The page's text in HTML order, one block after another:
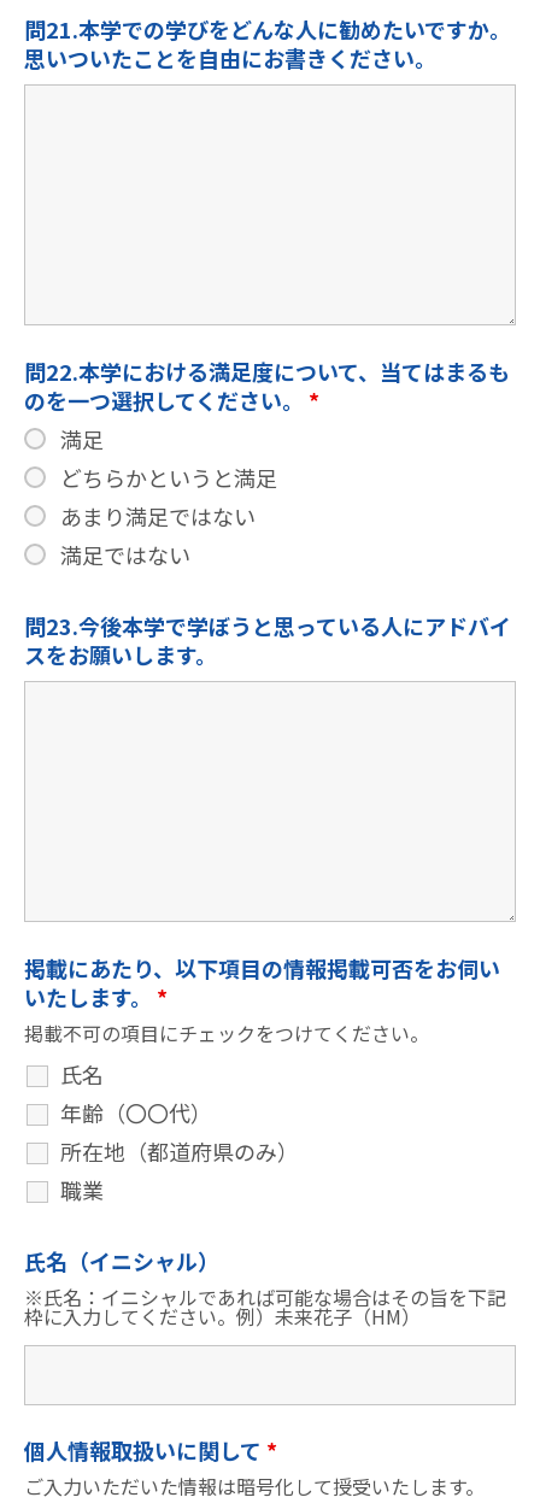
問21.本学での学びをどんな人に勧めたいですか。
思いついたことを自由にお書きください。
問22.本学における満足度について、当てはまるも
のを一つ選択してください。 *
満足
どちらかというと満足
あまり満足ではない
満足ではない
問23.今後本学で学ぼうと思っている人にアドバイ
スをお願いします。
掲載にあたり、以下項目の情報掲載可否をお伺い
いたします。 *
氏名
年齢（〇〇代）
所在地（都道府県のみ）
職業
掲載不可の項目にチェックをつけてください。
氏名（イニシャル）
※氏名：イニシャルであれば可能な場合はその旨を下記
枠に入力してください。例）未来花子（HM）
個人情報取扱いに関して *
ご入力いただいた情報は暗号化して授受いたします。